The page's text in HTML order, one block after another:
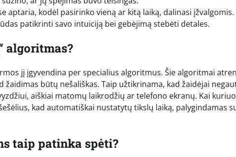
aptaria, kodėl pasirinko vieną ar kitą laiką, dalinasi įžvalgomis.
patikrinti savo intuiciją bei gebėjimą stebėti detales.
algoritmas?
jį įgyvendina per specialius algoritmus. Šie algoritmai
būtų nešališkas. Taip užtikrinama, kad žaidėjai
aiškiai matomų laikrodžių ar telefono ekranų. Kai
kad automatiškai nustatytų tikslų laiką, palygindamas
taip patinka spėti?